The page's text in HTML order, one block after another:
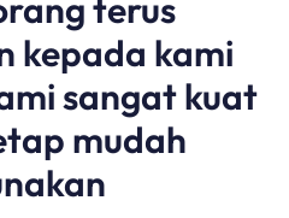
terus
kepada kami
sangat kuat
mudah